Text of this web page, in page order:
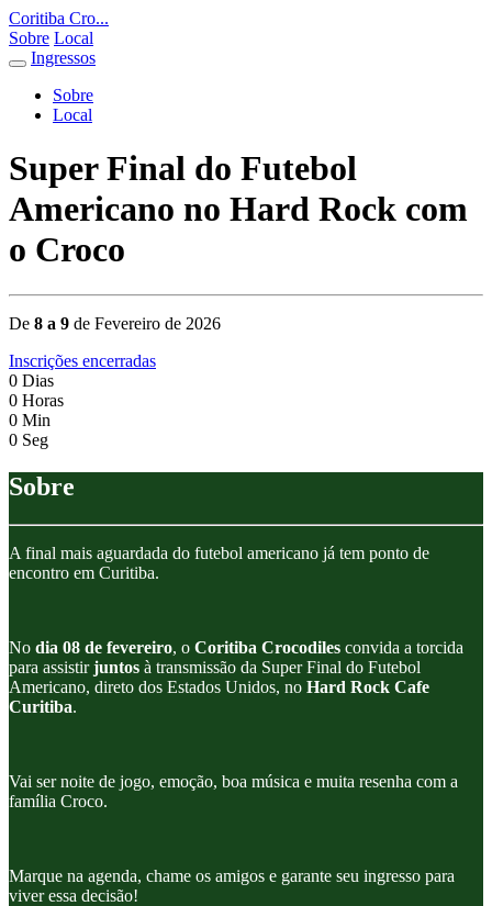
Coritiba Cro...
Sobre Local
Ingressos
Sobre
Local
Super Final do Futebol
Americano no Hard Rock com
o Croco
De 8 a 9 de Fevereiro de 2026
Inscrições encerradas
0 Dias
0 Horas
0 Min
0 Seg
Sobre
A final mais aguardada do futebol americano já tem ponto de
encontro em Curitiba.
No dia 08 de fevereiro, o Coritiba Crocodiles convida a torcida
para assistirjuntos à transmissão da Super Final do Futebol
Americano, direto dos Estados Unidos, no Hard Rock Cafe
Curitiba.
Vai ser noite de jogo, emoção, boa música e muita resenha com a
família Croco.
Marque na agenda, chame os amigos e garante seu ingresso para
viver essa decisão!